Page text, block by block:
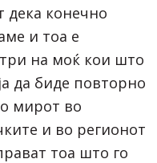
дека конечно
и тоа е
на моќ кои што
да биде повторно
мирот во
и во регионот
тоа што го